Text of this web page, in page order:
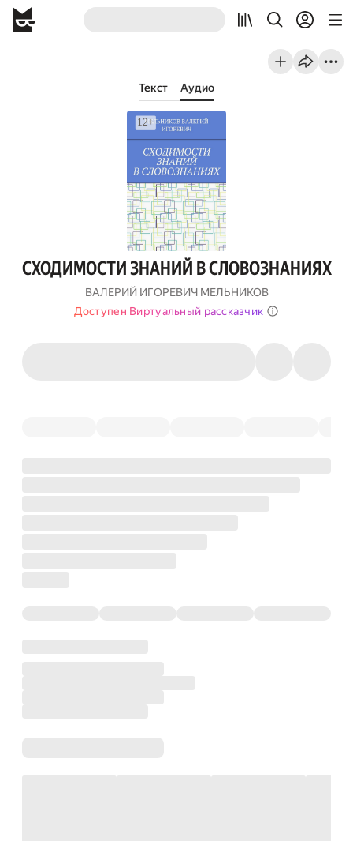
Текст Аудио
СХОДИМОСТИ ЗНАНИЙ В СЛОВОЗНАНИЯХ
ВАЛЕРИЙ ИГОРЕВИЧ МЕЛЬНИКОВ
Доступен Виртуальный рассказчик